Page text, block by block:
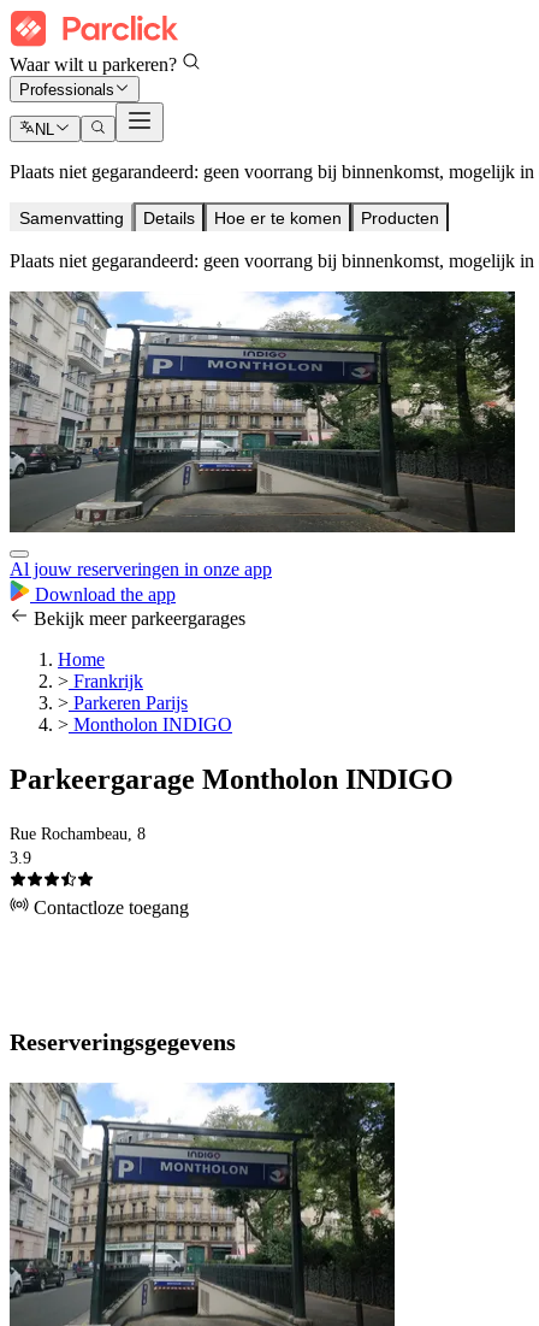
Waar wilt u parkeren?
Professionals
NL
Plaats niet gegarandeerd: geen voorrang bij binnenkomst, mogelijk
Samenvatting Details Hoe er te komen Producten
Plaats niet gegarandeerd: geen voorrang bij binnenkomst, mogelijk
Al jouw reserveringen in onze app
Download the app
Bekijk meer parkeergarages
Home
> Frankrijk
> Parkeren Parijs
> Montholon INDIGO
Parkeergarage Montholon INDIGO
Rue Rochambeau, 8
3.9
Contactloze toegang
Reserveringsgegevens